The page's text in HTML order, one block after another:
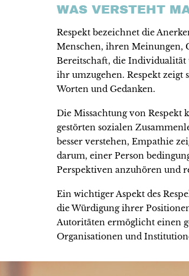
WAS VERSTEHT
Respekt bezeichnet die
Menschen, ihren Meinungen,
Bereitschaft, die Individualität
ihr umzugehen. Respekt zeigt
Worten und Gedanken.
Die Missachtung von Respekt
gestörten sozialen
besser verstehen, Empathie
darum, einer Person
Perspektiven anzuhören und
Ein wichtiger Aspekt des
die Würdigung ihrer
Autoritäten ermöglicht einen
Organisationen und